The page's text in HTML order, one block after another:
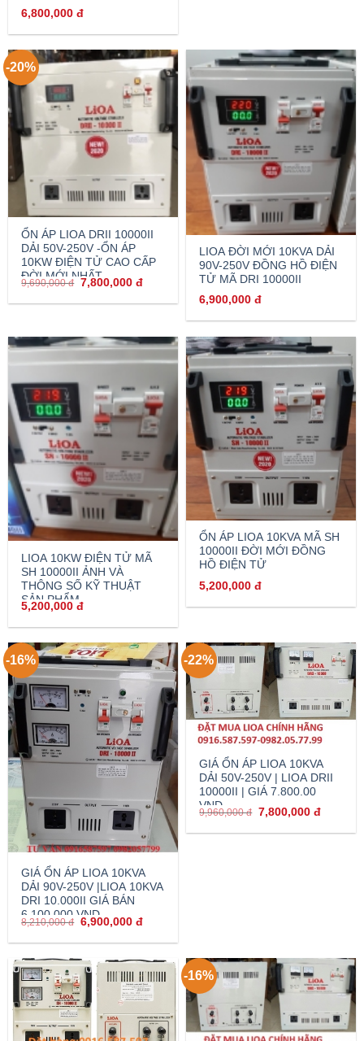
6,800,000đ
-20%
ỔN ÁP LIOA DRII 10000II
DẢI 50V-250V -ỔN ÁP
10KW ĐIỆN TỬ CAO CẤP
ĐỜI MỚI NHẤT
9,690,000đ 7,800,000 đ
LIOA ĐỜI MỚI 10KVA DẢI
90V-250V ĐỒNG HỒ ĐIỆN
TỬ MÃ DRI 10000II
6,900,000đ
LIOA 10KW ĐIỆN TỬ MÃ
SH 10000II ẢNH VÀ
THÔNG SỐ KỸ THUẬT
SẢN PHẨM
5,200,000đ
ỔN ÁP LIOA 10KVA MÃ SH
10000II ĐỜI MỚI ĐỒNG
HỒ ĐIỆN TỬ
5,200,000đ
-16%
GIÁ ỔN ÁP LIOA 10KVA
DẢI 90V-250V |LIOA 10KVA
DRI 10.000II GIÁ BÁN
6.100.000 VND
8,210,000đ 6,900,000 đ
-22%
GIÁ ỔN ÁP LIOA 10KVA
DẢI 50V-250V | LIOA DRII
10000II | GIÁ 7.800.00
VND
9,960,000đ 7,800,000 đ
-16%